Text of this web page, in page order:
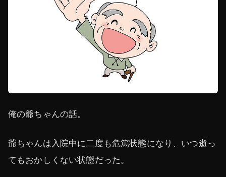
俺の爺ちゃんの話。
爺ちゃんは入院中に二度も危篤状態になり、いつ逝っ
てもおかしくない状態だった。